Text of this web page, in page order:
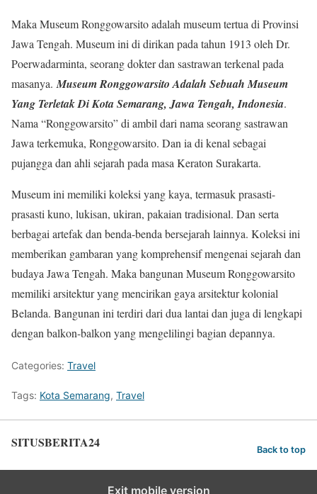
Maka Museum Ronggowarsito adalah museum tertua di Provinsi
Jawa Tengah. Museum ini di dirikan pada tahun 1913 oleh Dr.
Poerwadarminta, seorang dokter dan sastrawan terkenal pada
masanya. Museum Ronggowarsito Adalah Sebuah Museum
Yang Terletak Di Kota Semarang, Jawa Tengah, Indonesia.
Nama “Ronggowarsito” di ambil dari nama seorang sastrawan
Jawa terkemuka, Ronggowarsito. Dan ia di kenal sebagai
pujangga dan ahli sejarah pada masa Keraton Surakarta.
Museum ini memiliki koleksi yang kaya, termasuk prasasti-
prasasti kuno, lukisan, ukiran, pakaian tradisional. Dan serta
berbagai artefak dan benda-benda bersejarah lainnya. Koleksi ini
memberikan gambaran yang komprehensif mengenai sejarah dan
budaya Jawa Tengah. Maka bangunan Museum Ronggowarsito
memiliki arsitektur yang mencirikan gaya arsitektur kolonial
Belanda. Bangunan ini terdiri dari dua lantai dan juga di lengkapi
dengan balkon-balkon yang mengelilingi bagian depannya.
Categories: Travel
Tags: Kota Semarang, Travel
SITUSBERITA24 Back to top
Exit mobile version